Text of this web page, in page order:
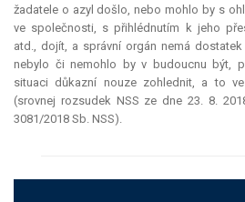
žadatele o azyl došlo, nebo mohlo by s
ve společnosti, s přihlédnutím k jeho
atd., dojít, a správní orgán nemá
nebylo či nemohlo by v budoucnu být,
situaci důkazní nouze zohlednit, a to
(srovnej rozsudek NSS ze dne 23. 8.
3081/2018 Sb. NSS).